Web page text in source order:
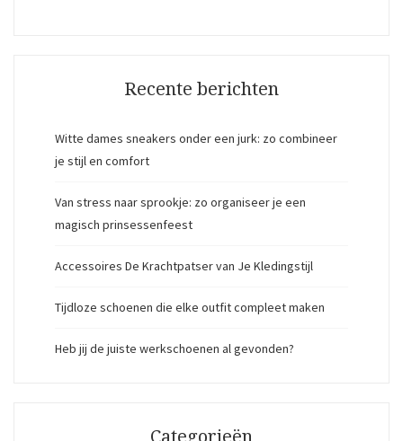
Recente berichten
Witte dames sneakers onder een jurk: zo combineer
je stijl en comfort
Van stress naar sprookje: zo organiseer je een
magisch prinsessenfeest
Accessoires De Krachtpatser van Je Kledingstijl
Tijdloze schoenen die elke outfit compleet maken
Heb jij de juiste werkschoenen al gevonden?